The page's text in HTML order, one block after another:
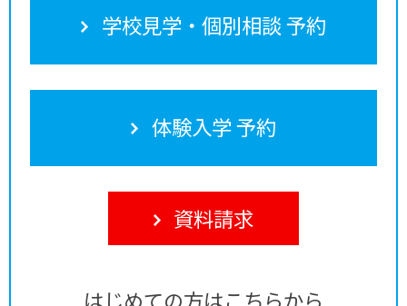
学校見学・個別相談 予約
体験入学 予約
資料請求
はじめての方はこちらから